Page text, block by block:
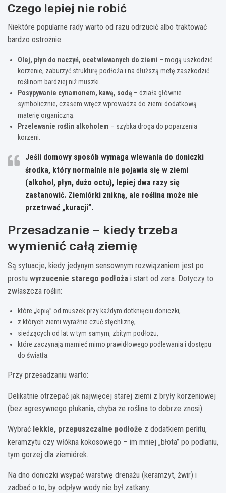
Czego lepiej nie robić
Niektóre popularne rady warto od razu odrzucić albo traktować
bardzo ostrożnie:
Olej, płyn do naczyń, ocet wlewanych do ziemi – mogą uszkodzić
korzenie, zaburzyć strukturę podłoża i na dłuższą metę zaszkodzić
roślinom bardziej niż muszki.
Posypywanie cynamonem, kawą, sodą – działa głównie
symbolicznie, czasem wręcz wprowadza do ziemi dodatkową
materię organiczną.
Przelewanie roślin alkoholem – szybka droga do poparzenia
korzeni.
Jeśli domowy sposób wymaga wlewania do doniczki
środka, który normalnie nie pojawia się w ziemi
(alkohol, płyn, dużo octu), lepiej dwa razy się
zastanowić. Ziemiórki znikną, ale roślina może nie
przetrwać „kuracji”.
Przesadzanie – kiedy trzeba
wymienić całą ziemię
Są sytuacje, kiedy jedynym sensownym rozwiązaniem jest po
prostu wyrzucenie starego podłoża i start od zera. Dotyczy to
zwłaszcza roślin:
które „kipią” od muszek przy każdym dotknięciu doniczki,
z których ziemi wyraźnie czuć stęchliznę,
siedzących od lat w tym samym, zbitym podłożu,
które zaczynają marnieć mimo prawidłowego podlewania i dostępu
do światła.
Przy przesadzaniu warto:
Delikatnie otrzepać jak najwięcej starej ziemi z bryły korzeniowej
(bez agresywnego płukania, chyba że roślina to dobrze znosi).
Wybrać lekkie, przepuszczalne podłoże z dodatkiem perlitu,
keramzytu czy włókna kokosowego – im mniej „błota” po podlaniu,
tym gorzej dla ziemiórek.
Na dno doniczki wsypać warstwę drenażu (keramzyt, żwir) i
zadbać o to, by odpływ wody nie był zatkany.